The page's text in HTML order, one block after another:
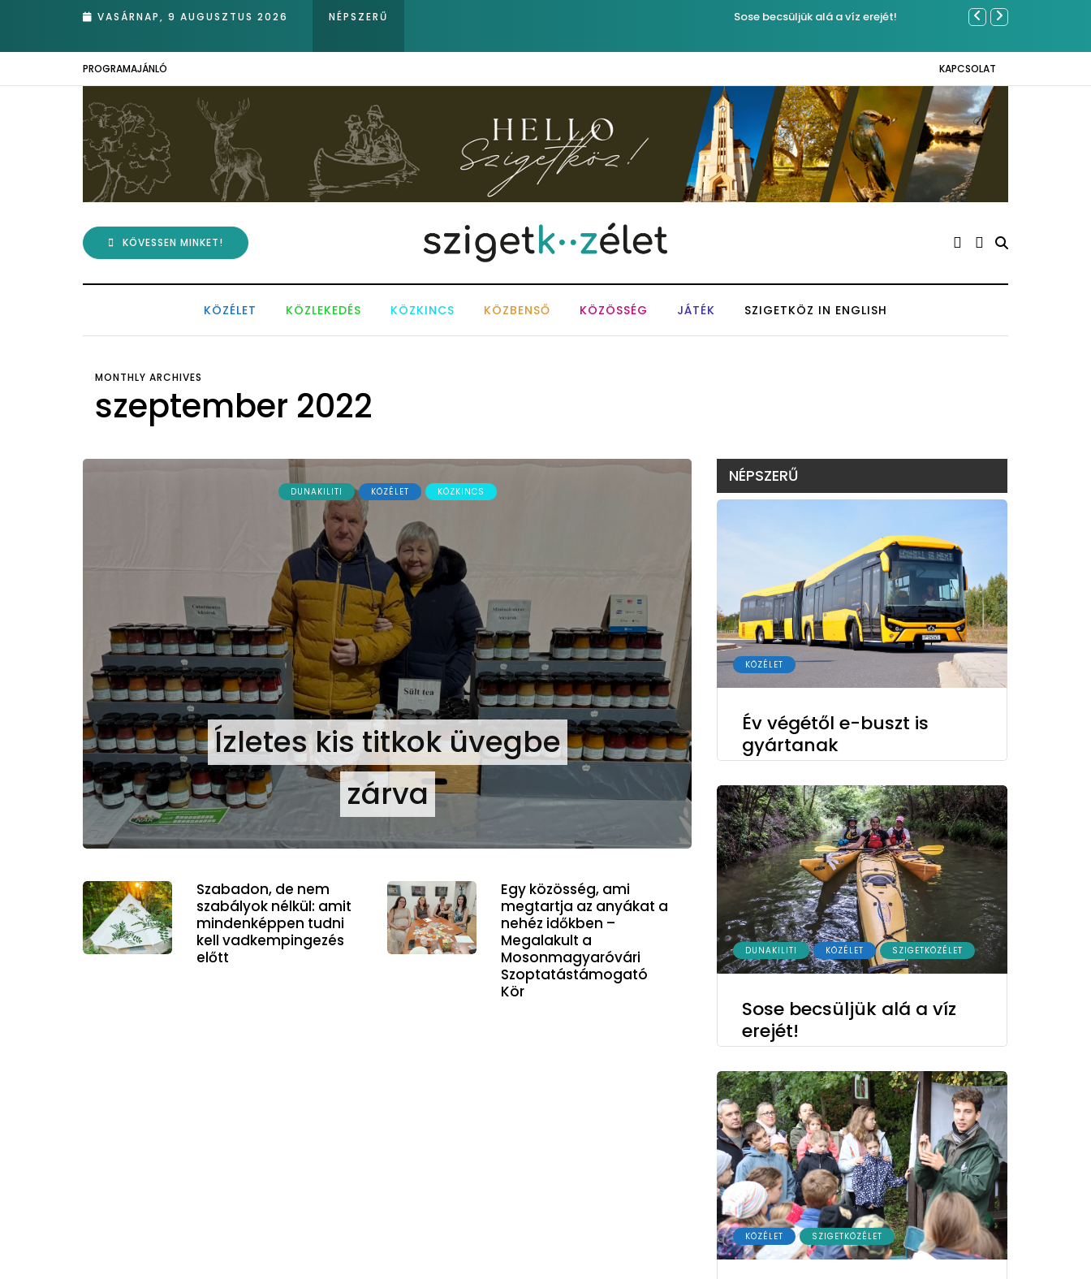
VASÁRNAP, 9 AUGUSZTUS 2026 NÉPSZERŰ
PROGRAMAJÁNLÓ KAPCSOLAT
KÖVESSEN MINKET!
KÖZÉLET KÖZLEKEDÉS KÖZKINCS KÖZBENSŐ KÖZÖSSÉG JÁTÉK SZIGETKÖZ IN ENGLISH
MONTHLY ARCHIVES
szeptember 2022
DUNAKILITI KÖZÉLET KÖZKINCS
Ízletes kis titkok üvegbe
zárva
Szabadon, de nem
szabályok nélkül: amit
mindenképpen tudni
kell vadkempingezés
előtt
Egy közösség, ami
megtartja az anyákat a
nehéz időkben –
Megalakult a
Mosonmagyaróvári
Szoptatástámogató
Kör
NÉPSZERŰ
KÖZÉLET
Év végétől e-buszt is
gyártanak
DUNAKILITI KÖZÉLET SZIGETKÖZÉLET
Sose becsüljük alá a víz
erejét!
KÖZÉLET SZIGETKÖZÉLET